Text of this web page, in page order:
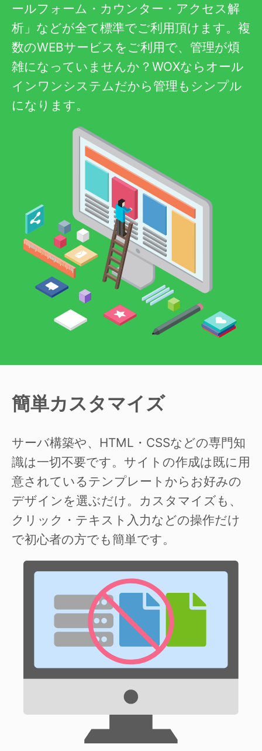
ールフォーム・カウンター・アクセス解
析」などが全て標準でご利用頂けます。複
数のWEBサービスをご利用で、管理が煩
雑になっていませんか？WOXならオール
インワンシステムだから管理もシンプル
になります。
簡単カスタマイズ
サーバ構築や、HTML・CSSなどの専門知
識は一切不要です。サイトの作成は既に用
意されているテンプレートからお好みの
デザインを選ぶだけ。カスタマイズも、
クリック・テキスト入力などの操作だけ
で初心者の方でも簡単です。